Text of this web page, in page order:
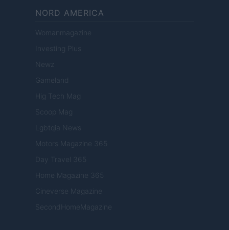
NORD AMERICA
Womanmagazine
Investing Plus
Newz
Gameland
Hig Tech Mag
Scoop Mag
Lgbtqia News
Motors Magazine 365
Day Travel 365
Home Magazine 365
Cineverse Magazine
SecondHomeMagazine